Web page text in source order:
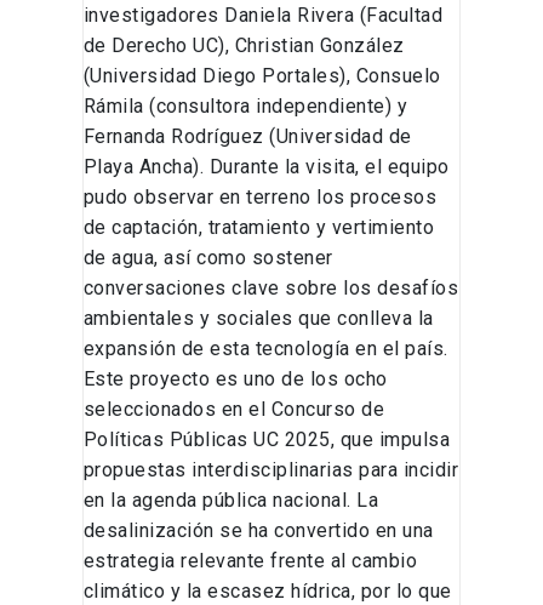
investigadores Daniela Rivera (Facultad
de Derecho UC), Christian González
(Universidad Diego Portales), Consuelo
Rámila (consultora independiente) y
Fernanda Rodríguez (Universidad de
Playa Ancha). Durante la visita, el equipo
pudo observar en terreno los procesos
de captación, tratamiento y vertimiento
de agua, así como sostener
conversaciones clave sobre los desafíos
ambientales y sociales que conlleva la
expansión de esta tecnología en el país.
Este proyecto es uno de los ocho
seleccionados en el Concurso de
Políticas Públicas UC 2025, que impulsa
propuestas interdisciplinarias para incidir
en la agenda pública nacional. La
desalinización se ha convertido en una
estrategia relevante frente al cambio
climático y la escasez hídrica, por lo que